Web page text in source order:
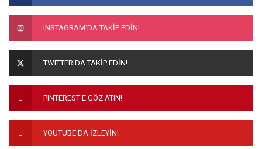
Yorum Yaz
Görüş ve önerileriniz için teşekkür ederiz.
Ürün açıklamasında eksik bilgiler bulunuyor.
Ürün fiyatı diğer sitelerden daha pahalı.
Bu ürüne benzer farklı alternatifler olmalı.
INSTAGRAM'DA TAKİP EDİN!
TWITTER'DA TAKİP EDİN!
PINTEREST'E GÖZ ATIN!
YOUTUBE'DA İZLEYİN!